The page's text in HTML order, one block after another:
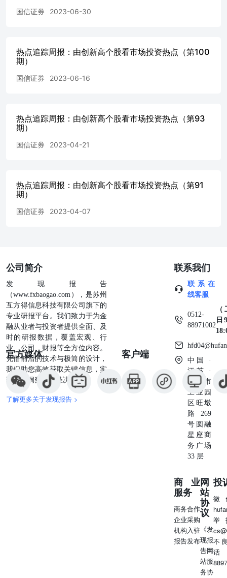
业中率先开始上涨，由行业带动整个市场进入上涨周期。通
的“领头羊”股票可以见微知著，感知行业和市场动向1。 不
其中创新高个股数量最多的是机械、汽车、医药行业，分别
源：Wind，国信证券经济研究所整理 按照板块分布来看，本
4.26%。按照指数分布来看，中证1000、中证500、沪深300
数中创新高个股数量分别有50、24、13、1、1只，数量占指
法师》[M]电子工业出版社2015 图5：不同板块中创新高股票
注动量的时间序列特点。[TuranGBali、Nusret等人@2011]研
循跳跃价格路径的高动量股收益更高。[Da,Gurun等人
的分析师研报不少于5份 股价相对强弱：过去250日涨跌幅
价平稳性：在满足上述条件的股票池内，用以下两个指标综
50%的股票 价格路径平滑性：股价位移路程比 过去120日
120日日涨跌幅绝对值加总 创新高持续性：过去120日的250
列上的均值 趋势延续性：过去5日的250日新高距离在时间
靠前的50只。 图7：平稳创新高股票筛选要素 资料来源：
究所整理 本周平稳创新高股票 按照上文筛选方法选出了艾
矿业等36只平稳创新高的股票。按照板块来看，创新高股票
医药板块，分别有13、10只入选。其中，周期板块中创新高
及公用事业行业。 图8：本周平稳创新高股票全景图（
业 天坛生物 天士力医药 艾力斯 派林生物 兴齐眼药 九典制
600流通市值(亿元) 500 70流通市值(亿元) 学大教育 消费 60
20 100 0 020406080100120 10 0PE(TTM) 0102030405060 华
淮北矿业宁沪高速 冀中能源南钢股份 九丰能源 皖通高速亚
洪城环境新天然气 1600流通市值(亿元) 1400 1200 1000 800
0510152025303540 350 300 250 200 150 100 50 0 流通市值(
疗 科技 海兴电力 华明装备 0510152025303540 PE(TTM)
市值(亿元) 华铁应急 制造 杰普特 �洲新春 中金环境 秦安股
中国国贸 大金融 250 120 100 80 60 40 200 150 100 50 20 0
医药板块包含医药行业；制造板块包含汽车、机械、国防军
织服装、轻工制造行业；科技板块包含电力设备及新能源、
机、传媒行业；消费板块包含消费者服务、农林牧渔、食品
电行业；大金融板块包含非银行金融、银行、综合金融、房
包含有色金属、基础化工、石油石化、钢铁、煤炭、电力及
行业。 本周平稳创新高股票的所属细分板块及其他
国信证券 2023-06-30
热点追踪周报：由创新高个股看市场投资热点（第100
期）
国信证券 2023-06-16
热点追踪周报：由创新高个股看市场投资热点（第93
期）
国信证券 2023-04-21
热点追踪周报：由创新高个股看市场投资热点（第91
期）
国信证券 2023-04-07
公司简介
发现报告
（www.fxbaogao.com），是苏州
互方得信息科技有限公司旗下的
专业研报平台。我们致力于为金
融从业者与投资者提供全面、及
时的研报数据，覆盖宏观、行
业、公司、财报等全方位内容。
凭借前沿的技术与极简的设计，
我们助您高效获取关键信息，实
现深度洞察与精准决策。
了解更多关于发现报告 >
官方媒体 客户端
联系我们
联系在
线客服
0512-
88971002
日
中国 ·
江苏 ·
苏州市
工业园
区旺墩
路269
号圆融
星座商
务广场
33 层
商业
服务
商务合作
企业采购
机构入驻
报告发布
网
站
协
议
《发
现报
告网
站服
务协
投
微
举
不